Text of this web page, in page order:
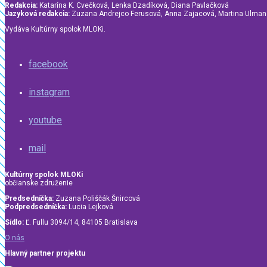
Redakcia: Katarína K. Cvečková, Lenka Dzadíková, Diana Pavlačková
Jazyková redakcia: Zuzana Andrejco Ferusová, Anna Zajacová, Martina
Vydáva Kultúrny spolok MLOKi.
facebook
instagram
youtube
mail
Kultúrny spolok MLOKi
občianske združenie
Predsedníčka: Zuzana Poliščák Šnircová
Podpredsedníčka: Lucia Lejková
Sídlo: Ľ. Fullu 3094/14, 84105 Bratislava
O nás
Hlavný partner projektu